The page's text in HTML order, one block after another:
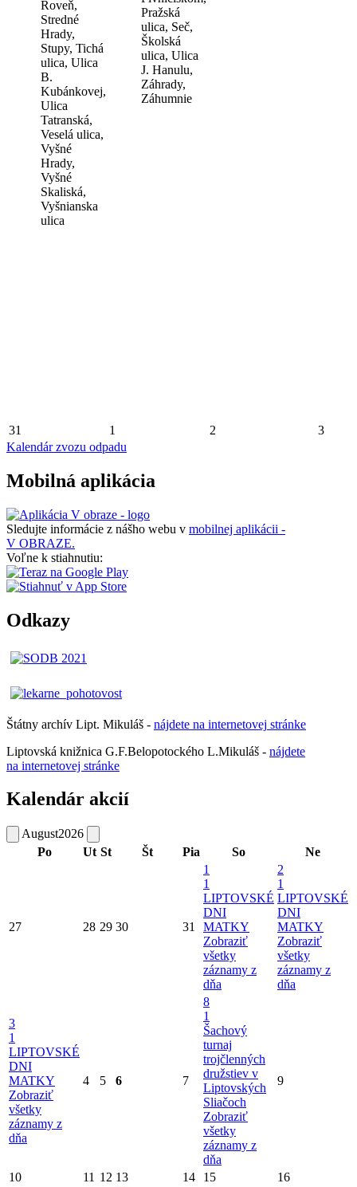
Roveň,
Stredné
Hrady,
Stupy, Tichá
ulica, Ulica
B.
Kubánkovej,
Ulica
Tatranská,
Veselá ulica,
Vyšné
Hrady,
Vyšné
Skaliská,
Vyšnianska
ulica
Pražská
ulica, Seč,
Školská
ulica, Ulica
J. Hanulu,
Záhrady,
Záhumnie
31 1 2
3
Kalendár zvozu odpadu
Mobilná aplikácia
Sledujte informácie z nášho webu v mobilnej aplikácii -
V OBRAZE.
Voľne k stiahnutiu:
Odkazy
Štátny archív Lipt. Mikuláš - nájdete na internetovej stránke
Liptovská knižnica G.F.Belopotockého L.Mikuláš - nájdete
na internetovej stránke
Kalendár akcií
August2026
Po
Ut St Št Pia So Ne
27 28 29 30 31
1
1
LIPTOVSKÉ
DNI
MATKY
Zobraziť
všetky
záznamy z
dňa
2
1
LIPTOVSKÉ
DNI
MATKY
Zobraziť
všetky
záznamy z
dňa
3
1
LIPTOVSKÉ
DNI
MATKY
Zobraziť
všetky
záznamy z
dňa
4 5 6 7
8
1
Šachový
turnaj
trojčlenných
družstiev v
Liptovských
Sliačoch
Zobraziť
všetky
záznamy z
dňa
9
10 11 12 13 14 15 16